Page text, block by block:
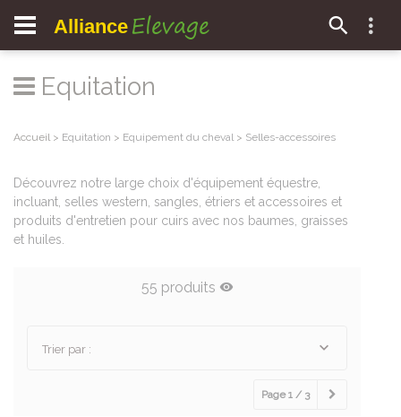
Alliance Elevage
Equitation
Accueil > Equitation > Equipement du cheval > Selles-accessoires
Découvrez notre large choix d'équipement équestre,
incluant, selles western, sangles, étriers et accessoires et
produits d'entretien pour cuirs avec nos baumes, graisses
et huiles.
55 produits
Trier par :
Page 1 / 3